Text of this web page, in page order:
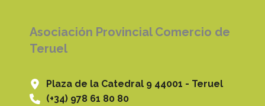
Asociación Provincial Comercio de
Teruel
Plaza de la Catedral 9 44001 - Teruel
(+34) 978 61 80 80